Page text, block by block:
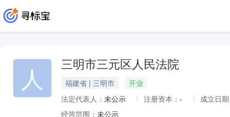
人 三明市三元区人民法院
福建省 | 三明市
开业
法定代表人： 未公示 注册资本： -
成立日
经营范围： 未公示